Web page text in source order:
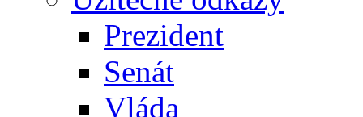
Prezident
Senát
Vláda